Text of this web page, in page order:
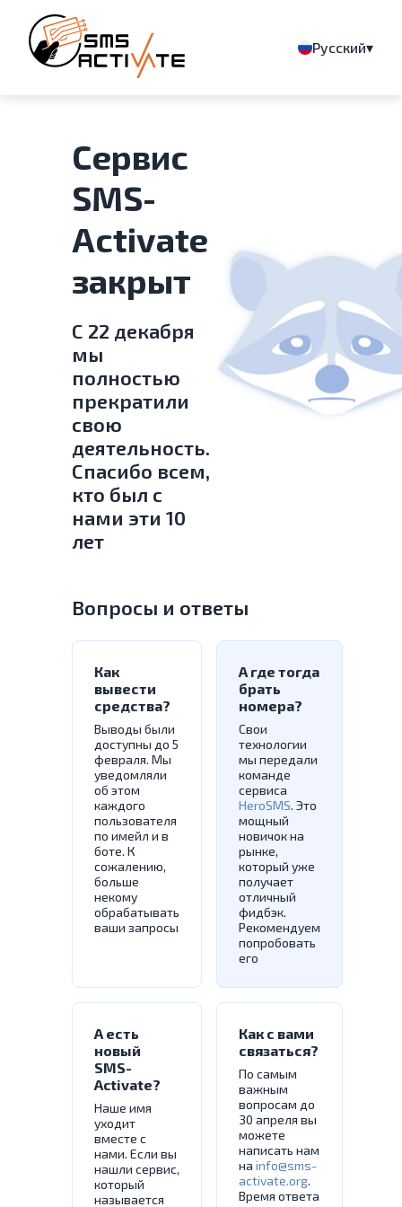
Русский▾
Сервис
SMS-
Activate
закрыт
С 22 декабря
мы
полностью
прекратили
свою
деятельность.
Спасибо всем,
кто был с
нами эти 10
лет
Вопросы и ответы
Как
вывести
средства?
Выводы были
доступны до 5
февраля. Мы
уведомляли
об этом
каждого
пользователя
по имейл и в
боте. К
сожалению,
больше
некому
обрабатывать
ваши запросы
А где тогда
брать
номера?
Свои
технологии
мы передали
команде
сервиса
HeroSMS. Это
мощный
новичок на
рынке,
который уже
получает
отличный
фидбэк.
Рекомендуем
попробовать
его
А есть
новый
SMS-
Activate?
Наше имя
уходит
вместе с
нами. Если вы
нашли сервис,
который
называется
Как с вами
связаться?
По самым
важным
вопросам до
30 апреля вы
можете
написать нам
на info@sms-
activate.org.
Время ответа